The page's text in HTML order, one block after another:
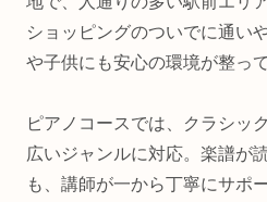
ショッピングのついでに通い
や子供にも安心の環境が整っ
ピアノコースでは、クラシッ
広いジャンルに対応。楽譜が
も、講師が一から丁寧にサポ